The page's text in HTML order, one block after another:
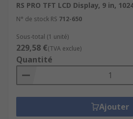
RS PRO TFT LCD Display, 9 in,
N° de stock RS 712-650
Sous-total (1 unité)
229,58 €(TVA exclue)
Quantité
Ajouter